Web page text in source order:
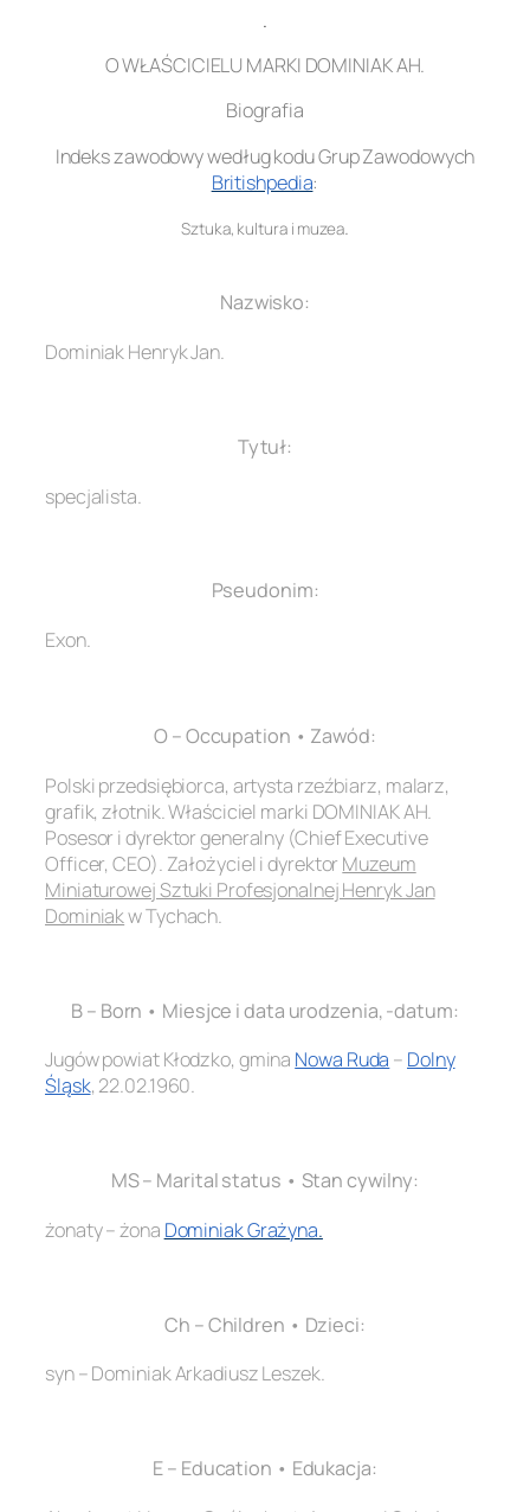
.
O WŁAŚCICIELU MARKI DOMINIAK AH.
Biografia
Indeks zawodowy według kodu Grup Zawodowych
Britishpedia:
Sztuka, kultura i muzea.
Nazwisko:
Dominiak Henryk Jan.
Tytuł:
specjalista.
Pseudonim:
Exon.
O – Occupation • Zawód:
Polski przedsiębiorca, artysta rzeźbiarz, malarz,
grafik, złotnik. Właściciel marki DOMINIAK AH.
Posesor i dyrektor generalny (Chief Executive
Officer, CEO). Założyciel i dyrektor Muzeum
Miniaturowej Sztuki Profesjonalnej Henryk Jan
Dominiakw Tychach.
B – Born • Miesjce i data urodzenia, -datum:
Jugów powiat Kłodzko, gmina Nowa Ruda – Dolny
Śląsk, 22.02.1960.
MS – Marital status • Stan cywilny:
żonaty – żona Dominiak Grażyna.
Ch – Children • Dzieci:
syn – Dominiak Arkadiusz Leszek.
E – Education • Edukacja: